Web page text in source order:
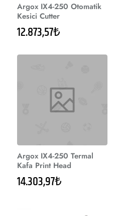
Argox IX4-250 Otomatik
Kesici Cutter
12.873,57₺
Argox IX4-250 Termal
Kafa Print Head
14.303,97₺